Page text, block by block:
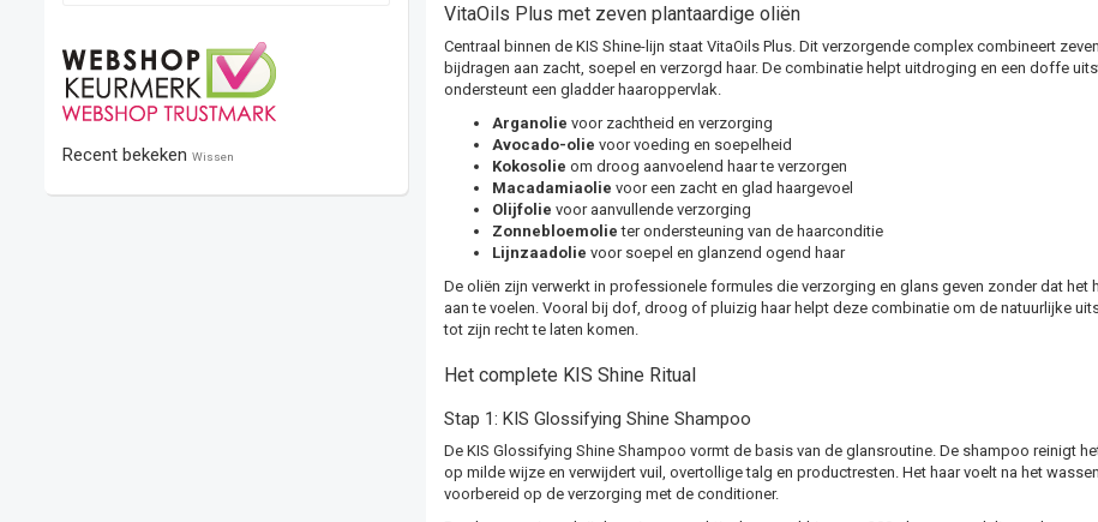
Recent bekeken Wissen
VitaOils Plus met zeven plantaardige oliën
Centraal binnen de KIS Shine-lijn staat VitaOils Plus. Dit verzorgende complex combineert
bijdragen aan zacht, soepel en verzorgd haar. De combinatie helpt uitdroging en een doffe
ondersteunt een gladder haaroppervlak.
Arganolie voor zachtheid en verzorging
Avocado-olie voor voeding en soepelheid
Kokosolie om droog aanvoelend haar te verzorgen
Macadamiaolie voor een zacht en glad haargevoel
Olijfolie voor aanvullende verzorging
Zonnebloemolie ter ondersteuning van de haarconditie
Lijnzaadolie voor soepel en glanzend ogend haar
De oliën zijn verwerkt in professionele formules die verzorging en glans geven zonder dat het
aan te voelen. Vooral bij dof, droog of pluizig haar helpt deze combinatie om de natuurlijke
tot zijn recht te laten komen.
Het complete KIS Shine Ritual
Stap 1: KIS Glossifying Shine Shampoo
De KIS Glossifying Shine Shampoo vormt de basis van de glansroutine. De shampoo reinigt
op milde wijze en verwijdert vuil, overtollige talg en productresten. Het haar voelt na het
voorbereid op de verzorging met de conditioner.